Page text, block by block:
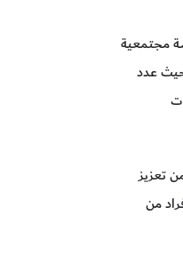
مجتمعية
حيث عدد
تعزيز
من